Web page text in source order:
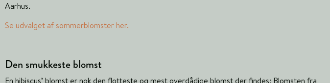
Aarhus.
Se udvalget af sommerblomster her.
Den smukkeste blomst
En hibiscus’ blomst er nok den flotteste og mest overdådige blomst der findes: Blomsten fra